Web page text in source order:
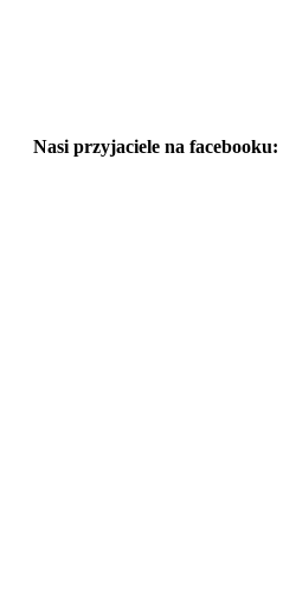
Nasi przyjaciele na facebooku: